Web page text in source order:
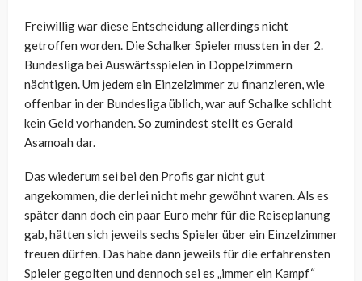
Freiwillig war diese Entscheidung allerdings nicht
getroffen worden. Die Schalker Spieler mussten in der 2.
Bundesliga bei Auswärtsspielen in Doppelzimmern
nächtigen. Um jedem ein Einzelzimmer zu finanzieren, wie
offenbar in der Bundesliga üblich, war auf Schalke schlicht
kein Geld vorhanden. So zumindest stellt es Gerald
Asamoah dar.
Das wiederum sei bei den Profis gar nicht gut
angekommen, die derlei nicht mehr gewöhnt waren. Als es
später dann doch ein paar Euro mehr für die Reiseplanung
gab, hätten sich jeweils sechs Spieler über ein Einzelzimmer
freuen dürfen. Das habe dann jeweils für die erfahrensten
Spieler gegolten und dennoch sei es „immer ein Kampf“